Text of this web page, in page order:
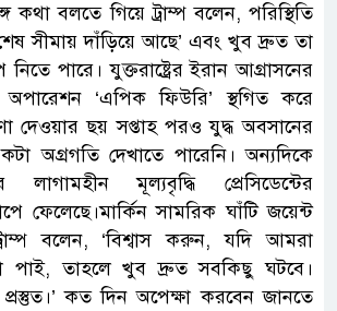
কথা বলতে গিয়ে ট্রাম্প বলেন, পরিস্থিতি
সীমায় দাঁড়িয়ে আছে’ এবং খুব দ্রুত তা
পারে। যুক্তরাষ্ট্রের ইরান আগ্রাসনের
‘এপিক ফিউরি’ স্থগিত করে
দেওয়ার ছয় সপ্তাহ পরও যুদ্ধ অবসানের
অগ্রগতি দেখাতে পারেনি। অন্যদিকে
লাগামহীন মূল্যবৃদ্ধি প্রেসিডেন্টের
ফেলেছে।মার্কিন সামরিক ঘাঁটি জয়েন্ট
বলেন, ‘বিশ্বাস করুন, যদি আমরা
পাই, তাহলে খুব দ্রুত সবকিছু ঘটবে।
কত দিন অপেক্ষা করবেন জানতে